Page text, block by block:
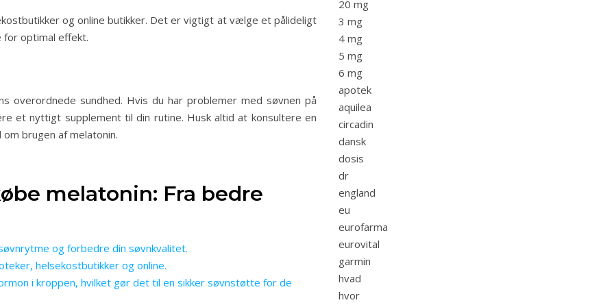
og online butikker. Det er vigtigt at vælge et pålideligt
for optimal effekt.
overordnede sundhed. Hvis du har problemer med søvnen på
et nyttigt supplement til din rutine. Husk altid at konsultere en
brugen af melatonin.
melatonin: Fra bedre
og forbedre din søvnkvalitet.
helsekostbutikker og online.
i kroppen, hvilket gør det til en sikker søvnstøtte for de
20 mg
3 mg
4 mg
5 mg
6 mg
apotek
aquilea
circadin
dansk
dosis
dr
england
eu
eurofarma
eurovital
garmin
hvad
hvor